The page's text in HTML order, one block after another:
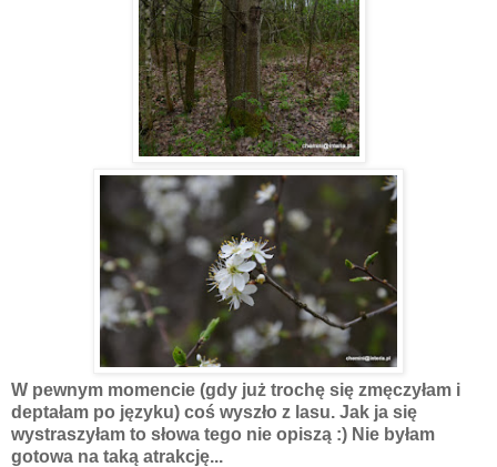
W pewnym momencie (gdy już trochę się zmęczyłam i
deptałam po języku) coś wyszło z lasu. Jak ja się
wystraszyłam to słowa tego nie opiszą :) Nie byłam
gotowa na taką atrakcję...